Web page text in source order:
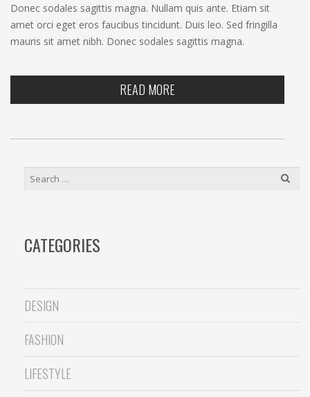
Donec sodales sagittis magna. Nullam quis ante. Etiam sit
amet orci eget eros faucibus tincidunt. Duis leo. Sed fringilla
mauris sit amet nibh. Donec sodales sagittis magna.
READ MORE
SEARCH
CATEGORIES
DESIGN
FASHION
LIFESTYLE